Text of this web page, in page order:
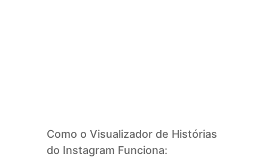
Como o Visualizador de Histórias
do Instagram Funciona: